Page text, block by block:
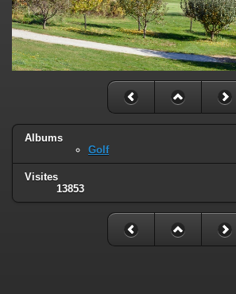
Albums
Golf
Visites
13853